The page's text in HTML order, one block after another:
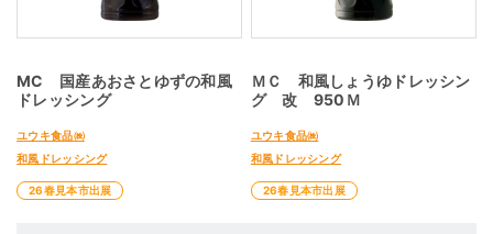
MC 国産あおさとゆずの和風
ドレッシング
ユウキ食品㈱
和風ドレッシング
26春見本市出展
ＭＣ 和風しょうゆドレッシン
グ 改 950Ｍ
ユウキ食品㈱
和風ドレッシング
26春見本市出展